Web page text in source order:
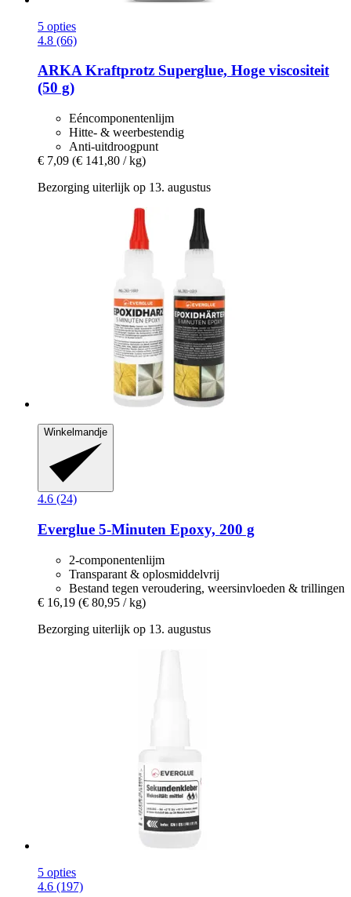
5 opties
4.8 (66)
ARKAKraftprotz Superglue, Hoge viscositeit
(50 g)
Eéncomponentenlijm
Hitte- & weerbestendig
Anti-uitdroogpunt
€ 7,09 (€ 141,80 / kg)
Bezorging uiterlijk op 13. augustus
Winkelmandje
4.6 (24)
Everglue 5-​Minuten Epoxy, 200 g
2-componentenlijm
Transparant & oplosmiddelvrij
Bestand tegen veroudering, weersinvloeden & trillingen
€ 16,19 (€ 80,95 / kg)
Bezorging uiterlijk op 13. augustus
5 opties
4.6 (197)